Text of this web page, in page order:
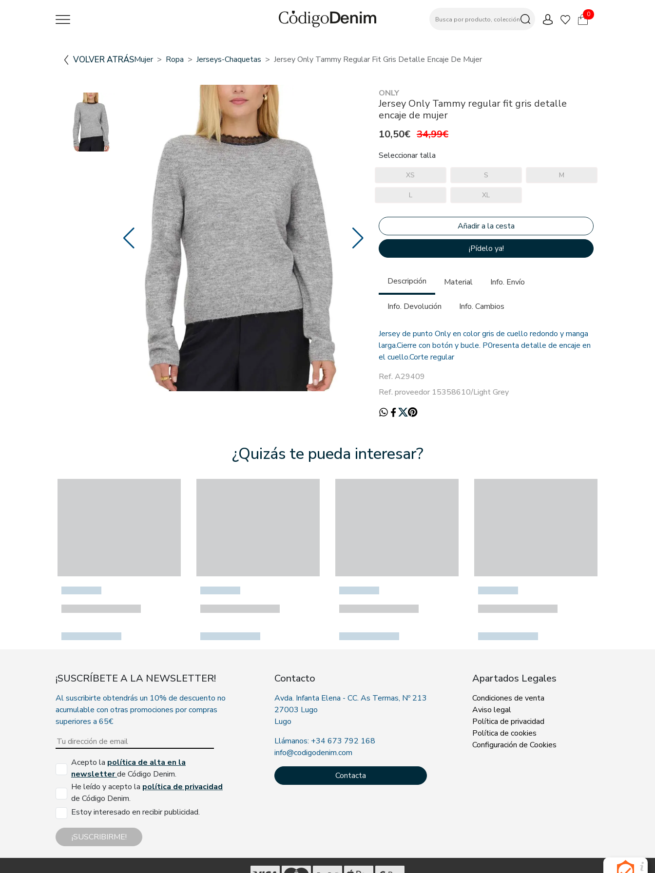
0
VOLVER ATRÁSMujer Ropa Jerseys-Chaquetas Jersey Only Tammy Regular Fit Gris Detalle Encaje De Mujer
ONLY
Jersey Only Tammy regular fit gris detalle
encaje de mujer
10,50€ 34,99€
Seleccionar talla
XS S M
L XL
¡Pídelo ya!
Descripción Material Info. Envío
Info. Devolución Info. Cambios
Jersey de punto Only en color gris de cuello redondo y manga
larga.Cierre con botón y bucle. P0resenta detalle de encaje en
el cuello.Corte regular
Ref. A29409
Ref. proveedor 15358610/Light Grey
¿Quizás te pueda interesar?
¡SUSCRÍBETE A LA NEWSLETTER!
Al suscribirte obtendrás un 10% de descuento no
acumulable con otras promociones por compras
superiores a 65€
Acepto la política de alta en la
newsletterde Código Denim.
He leído y acepto la política de privacidad
de Código Denim.
Estoy interesado en recibir publicidad.
¡SUSCRIBIRME!
Contacto
Avda. Infanta Elena - CC. As Termas, Nº 213
27003 Lugo
Lugo
Llámanos: +34 673 792 168
info@codigodenim.com
Contacta
Apartados Legales
Condiciones de venta
Aviso legal
Política de privacidad
Política de cookies
Configuración de Cookies